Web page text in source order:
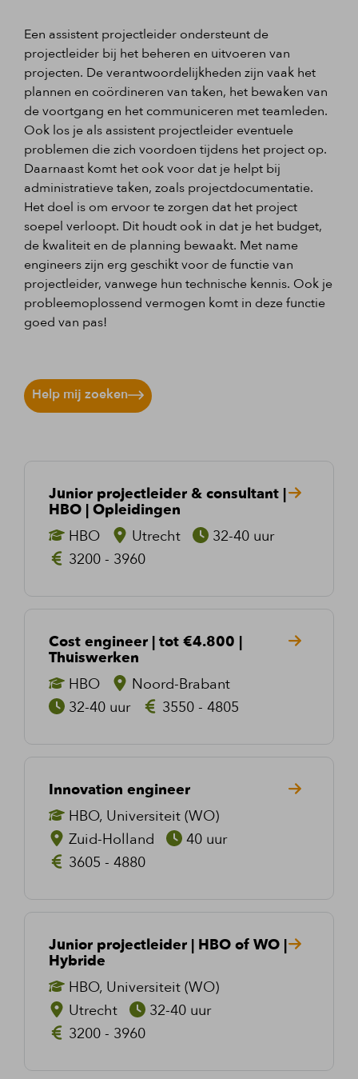
Een assistent projectleider ondersteunt de
projectleider bij het beheren en uitvoeren van
projecten. De verantwoordelijkheden zijn vaak het
plannen en coördineren van taken, het bewaken van
de voortgang en het communiceren met teamleden.
Ook los je als assistent projectleider eventuele
problemen die zich voordoen tijdens het project op.
Daarnaast komt het ook voor dat je helpt bij
administratieve taken, zoals projectdocumentatie.
Het doel is om ervoor te zorgen dat het project
soepel verloopt. Dit houdt ook in dat je het budget,
de kwaliteit en de planning bewaakt. Met name
engineers zijn erg geschikt voor de functie van
projectleider, vanwege hun technische kennis. Ook je
probleemoplossend vermogen komt in deze functie
goed van pas!
Help mij zoeken
Junior projectleider & consultant |
HBO | Opleidingen
HBO Utrecht
32-40 uur
3200 - 3960
Cost engineer | tot €4.800 |
Thuiswerken
HBO
Noord-Brabant
32-40 uur
3550 - 4805
Innovation engineer
HBO, Universiteit (WO)
Zuid-Holland
40 uur
3605 - 4880
Junior projectleider | HBO of WO |
Hybride
HBO, Universiteit (WO)
Utrecht
32-40 uur
3200 - 3960